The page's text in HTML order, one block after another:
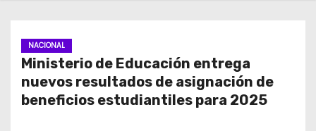
NACIONAL
Ministerio de Educación entrega
nuevos resultados de asignación de
beneficios estudiantiles para 2025